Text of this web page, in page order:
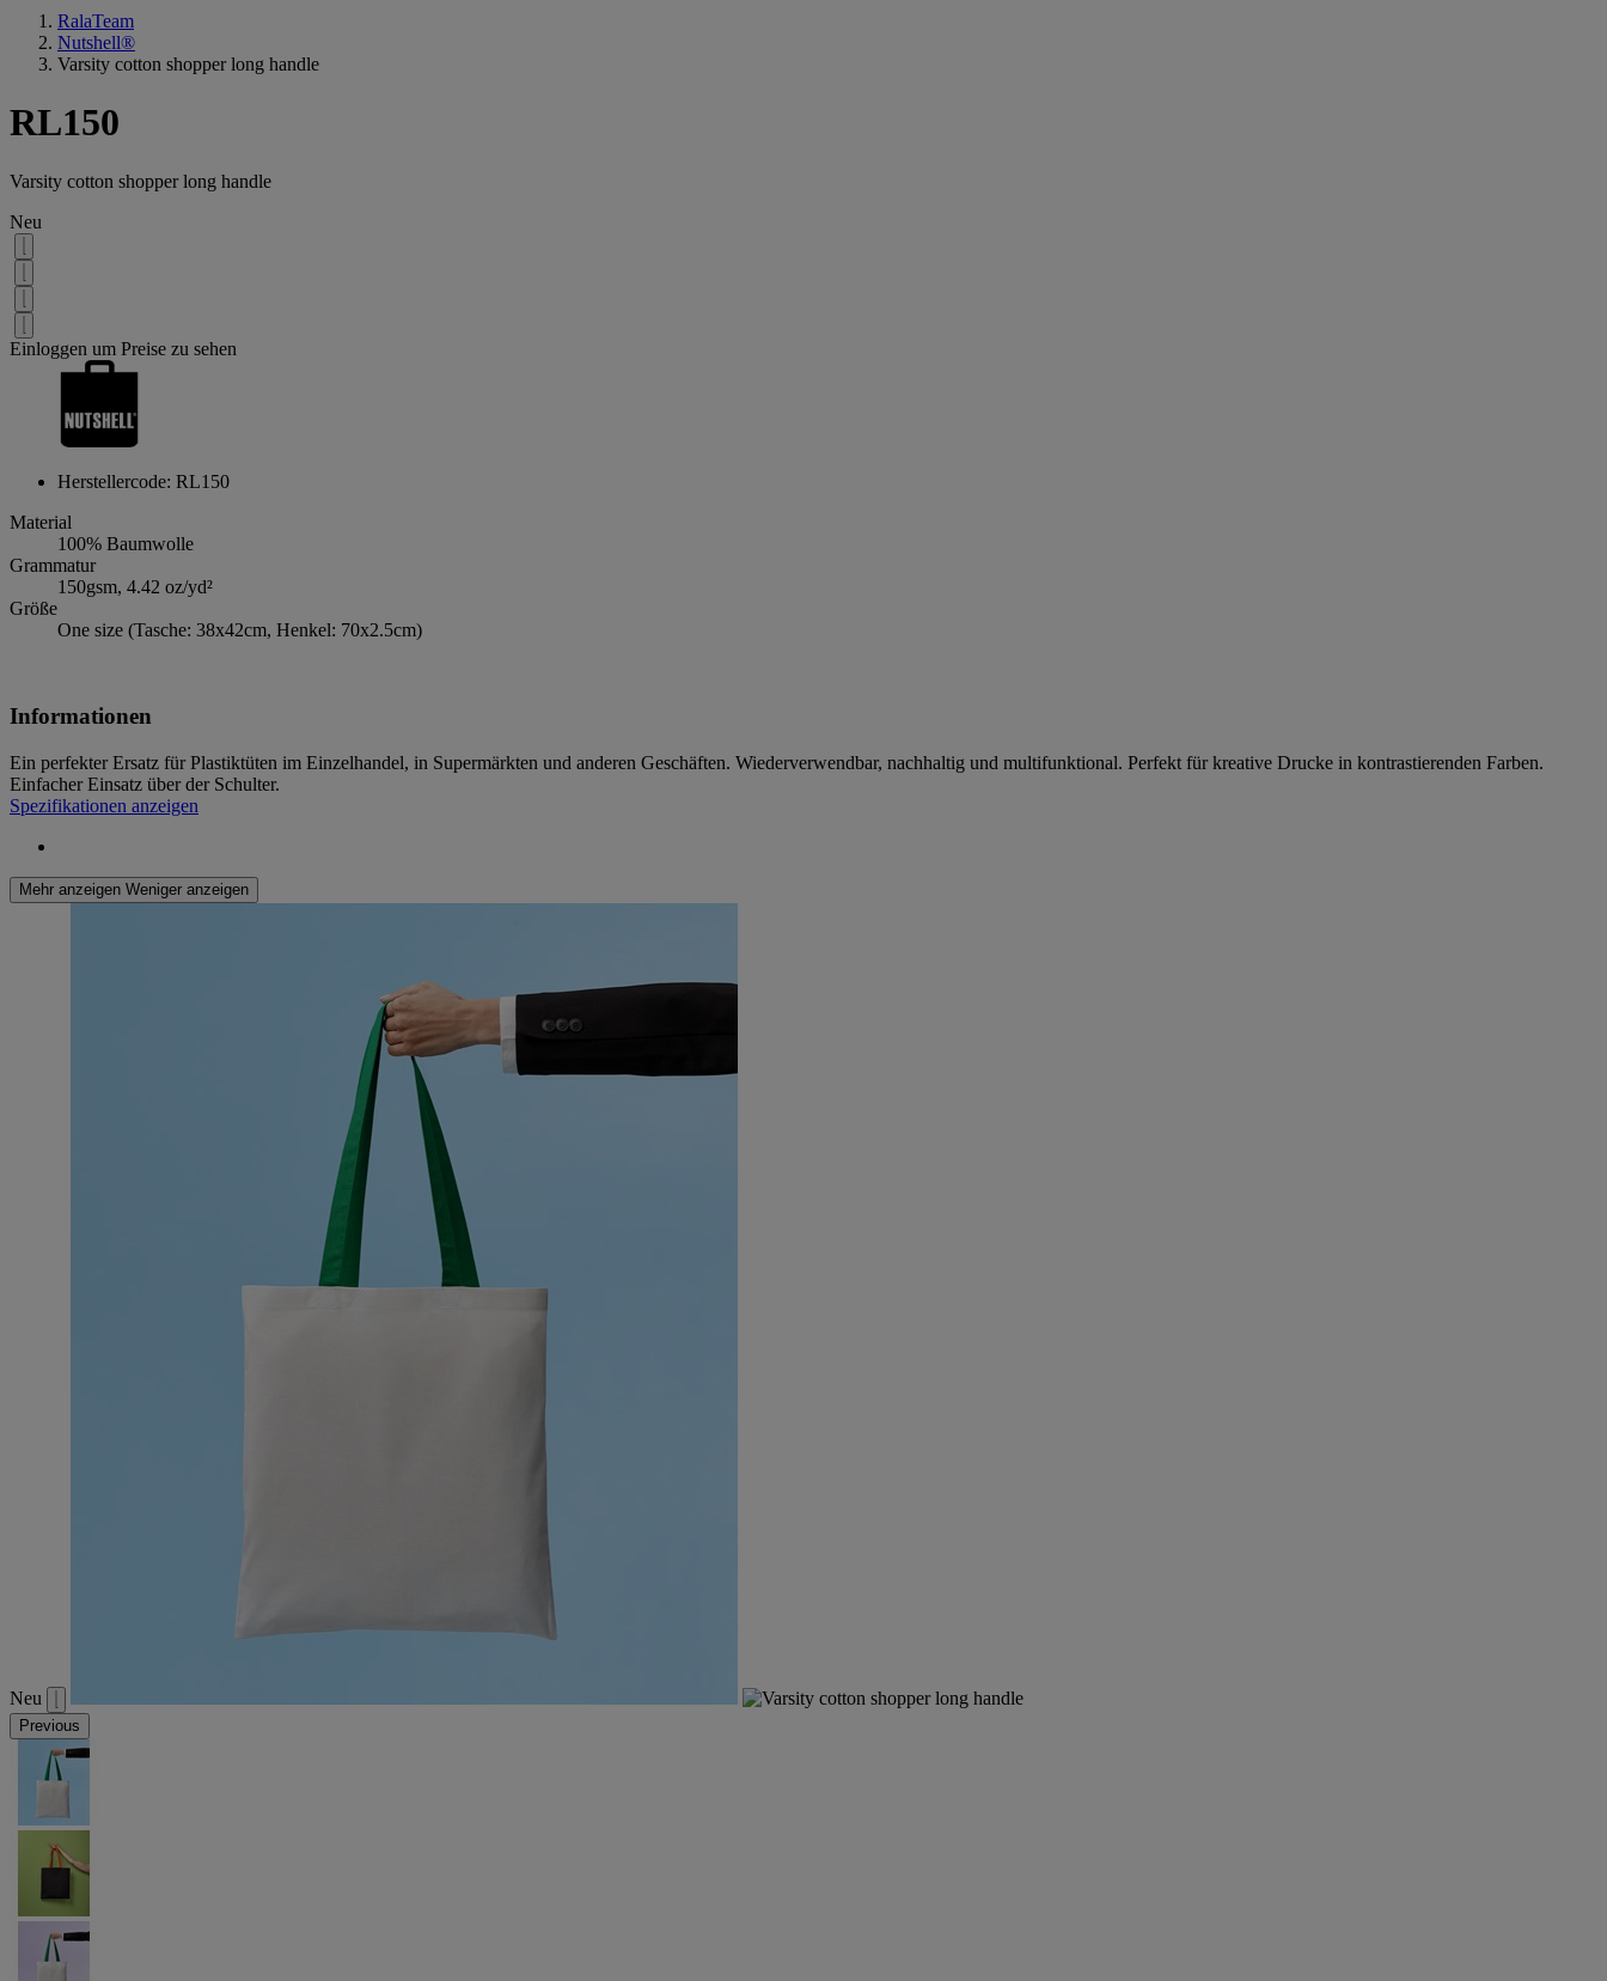
RalaTeam
Nutshell®
Varsity cotton shopper long handle
RL150
Varsity cotton shopper long handle
Neu
Einloggen um Preise zu sehen
Herstellercode: RL150
Material
100% Baumwolle
Grammatur
150gsm, 4.42 oz/yd²
Größe
One size (Tasche: 38x42cm, Henkel: 70x2.5cm)
Informationen
Ein perfekter Ersatz für Plastiktüten im Einzelhandel, in Supermärkten und anderen Geschäften. Wiederverwendbar, nachhaltig und multifunktional. Perfekt für kreative Drucke in kontrastierenden Farben.
Einfacher Einsatz über der Schulter.
Spezifikationen anzeigen
Mehr anzeigen Weniger anzeigen
Neu
Previous